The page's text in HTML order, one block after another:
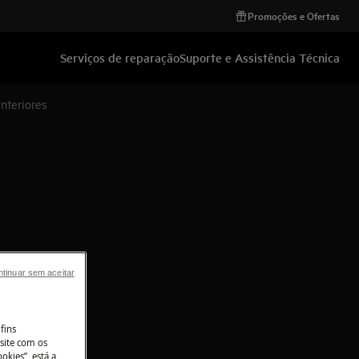
Promoções e Ofertas
Serviços de reparaçãoSuporte e Assistência Técnica
com os
está a
sem aceitar